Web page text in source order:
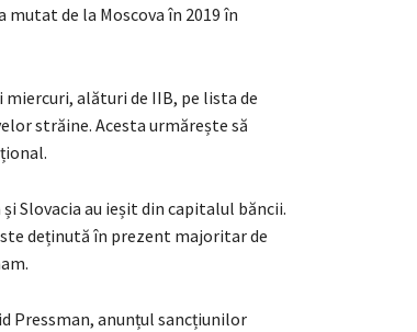
de la Moscova în 2019 în
miercuri, alături de IIB, pe lista de
străine. Acesta urmărește să
Slovacia au ieșit din capitalul băncii.
deținută în prezent majoritar de
Pressman, anunțul sancțiunilor